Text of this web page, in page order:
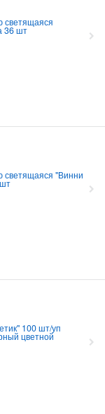
светящаяся
36 шт
светящаяся "Винни
100 шт/уп
цветной